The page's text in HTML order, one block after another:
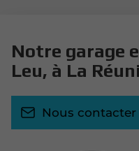
Notre garage
Leu, à La
Nous contacter